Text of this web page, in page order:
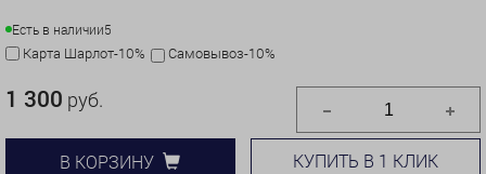
Есть в наличии5
Карта Шарлот-10% Самовывоз-10%
1 300 руб.
В КОРЗИНУ КУПИТЬ В 1 КЛИК